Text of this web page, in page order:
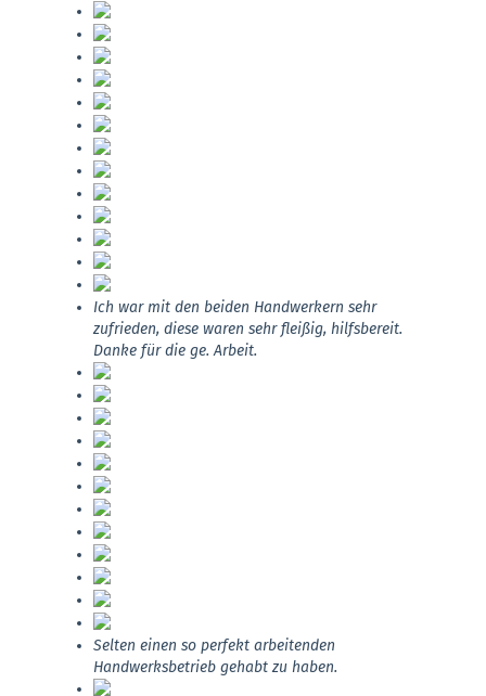
Ich war mit den beiden Handwerkern sehr
zufrieden, diese waren sehr fleißig, hilfsbereit.
Danke für die ge. Arbeit.
Selten einen so perfekt arbeitenden
Handwerksbetrieb gehabt zu haben.